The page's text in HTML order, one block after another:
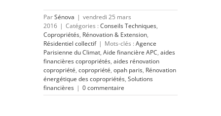
ParSénova | vendredi 25 mars
2016 | Catégories :Conseils Techniques,
Copropriétés, Rénovation & Extension,
Résidentiel collectif | Mots-clés :Agence
Parisienne du Climat,Aide financière APC,aides
financières copropriétés,aides rénovation
copropriété,copropriété,opah paris, Rénovation
énergétique des copropriétés,Solutions
financières | 0 commentaire